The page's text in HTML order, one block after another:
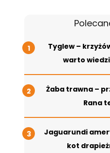
Tyglew –
warto
Żaba trawna –
Rana
Jaguarundi
kot